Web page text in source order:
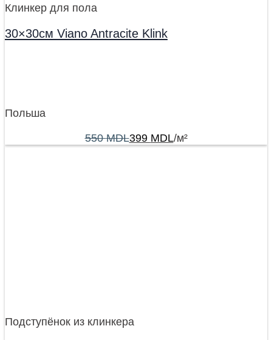
Клинкер для пола
30×30см Viano Antracite Klink
Польша
550MDL399 MDL/м²
Подступёнок из клинкера